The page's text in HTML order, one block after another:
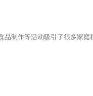
制作等活动吸引了很多家庭